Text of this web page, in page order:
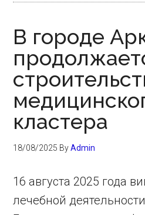
В городе
кластера
18/08/2025 ByAdmin
16 августа 2025 года
лечебной деятельности